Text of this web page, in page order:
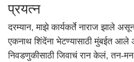
प्रयत्न
दरम्यान, माझे कार्यकर्ते नाराज झाले
एकनाथ शिंदेंना भेटण्यासाठीमुंबईत आले
निवडणुकीसाठी जिवाचं रान केलं, तन-